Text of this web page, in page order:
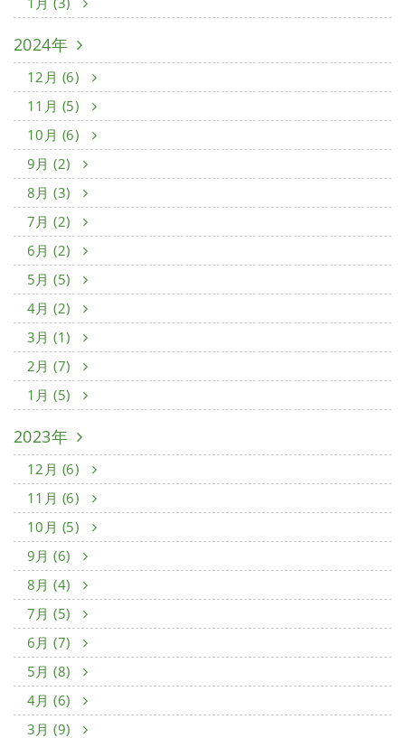
2024年
12月 (6)
11月 (5)
10月 (6)
9月 (2)
8月 (3)
7月 (2)
6月 (2)
5月 (5)
4月 (2)
3月 (1)
2月 (7)
1月 (5)
2023年
12月 (6)
11月 (6)
10月 (5)
9月 (6)
8月 (4)
7月 (5)
6月 (7)
5月 (8)
4月 (6)
3月 (9)